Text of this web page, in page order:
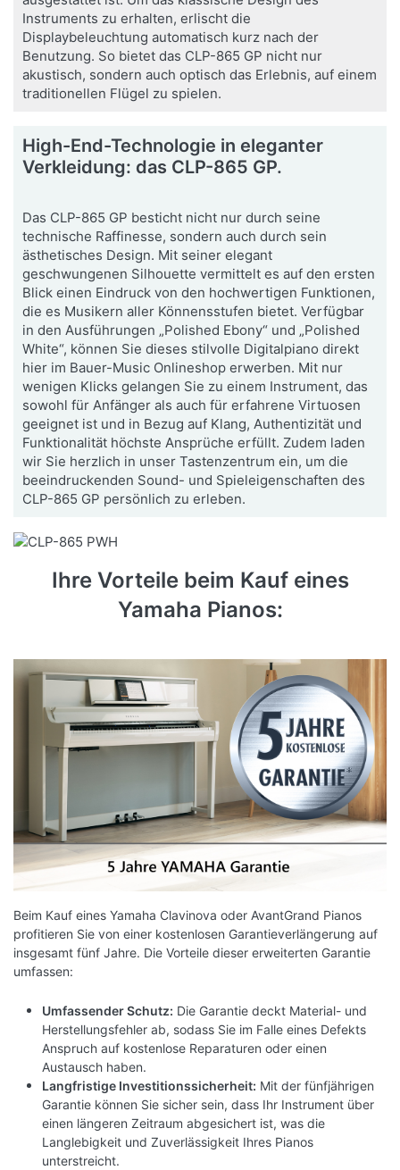
Instruments zu erhalten, erlischt die
Displaybeleuchtung automatisch kurz nach der
Benutzung. So bietet das CLP-865 GP nicht nur
akustisch, sondern auch optisch das Erlebnis, auf einem
traditionellen Flügel zu spielen.
High-End-Technologie in eleganter
Verkleidung: das CLP-865 GP.
Das CLP-865 GP besticht nicht nur durch seine
technische Raffinesse, sondern auch durch sein
ästhetisches Design. Mit seiner elegant
geschwungenen Silhouette vermittelt es auf den ersten
Blick einen Eindruck von den hochwertigen Funktionen,
die es Musikern aller Könnensstufen bietet. Verfügbar
in den Ausführungen „Polished Ebony“ und „Polished
White“, können Sie dieses stilvolle Digitalpiano direkt
hier im Bauer-Music Onlineshop erwerben. Mit nur
wenigen Klicks gelangen Sie zu einem Instrument, das
sowohl für Anfänger als auch für erfahrene Virtuosen
geeignet ist und in Bezug auf Klang, Authentizität und
Funktionalität höchste Ansprüche erfüllt. Zudem laden
wir Sie herzlich in unser Tastenzentrum ein, um die
beeindruckenden Sound- und Spieleigenschaften des
CLP-865 GP persönlich zu erleben.
Beim Kauf eines Yamaha Clavinova oder AvantGrand Pianos
profitieren Sie von einer kostenlosen Garantieverlängerung auf
insgesamt fünf Jahre. Die Vorteile dieser erweiterten Garantie
umfassen:
Umfassender Schutz: Die Garantie deckt Material- und
Herstellungsfehler ab, sodass Sie im Falle eines Defekts
Anspruch auf kostenlose Reparaturen oder einen
Austausch haben.
Langfristige Investitionssicherheit: Mit der fünfjährigen
Garantie können Sie sicher sein, dass Ihr Instrument über
einen längeren Zeitraum abgesichert ist, was die
Langlebigkeit und Zuverlässigkeit Ihres Pianos
unterstreicht.
Ihre Vorteile beim Kauf eines
Yamaha Pianos: